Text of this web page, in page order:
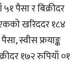
पैसा र बिक्रीदर
खरिददर १८४
स्वीस फ्रयाङ्क
१७२ रुपियाँ ०१